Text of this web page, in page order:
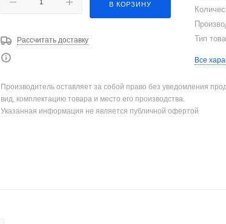
В КОРЗИНУ
Рассчитать доставку
Тип
Все
Производитель оставляет за собой право без уведомления
вид, комплектацию товара и место его производства.
Указанная информация не является публичной офертой